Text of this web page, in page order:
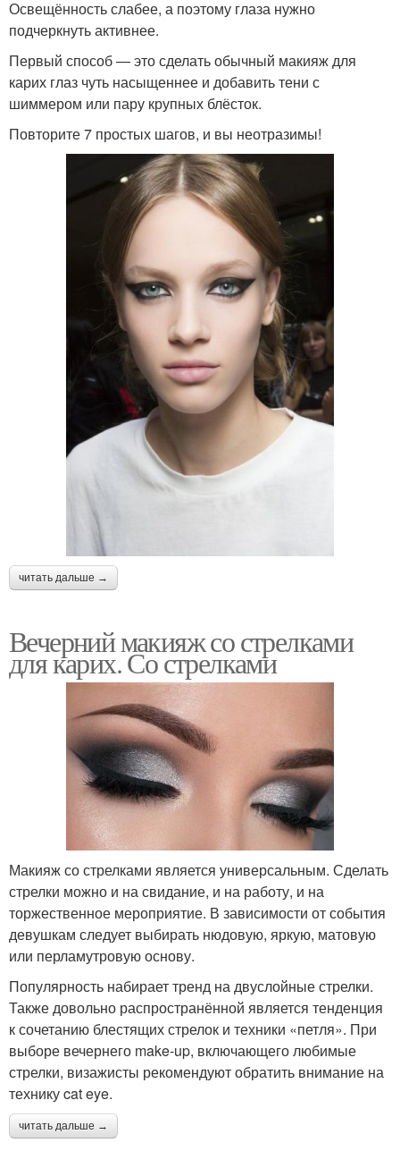
Освещённость слабее, а поэтому глаза нужно
подчеркнуть активнее.
Первый способ — это сделать обычный макияж для
карих глаз чуть насыщеннее и добавить тени с
шиммером или пару крупных блёсток.
Повторите 7 простых шагов, и вы неотразимы!
читать дальше →
Вечерний макияж со стрелками
для карих. Со стрелками
Макияж со стрелками является универсальным. Сделать
стрелки можно и на свидание, и на работу, и на
торжественное мероприятие. В зависимости от события
девушкам следует выбирать нюдовую, яркую, матовую
или перламутровую основу.
Популярность набирает тренд на двуслойные стрелки.
Также довольно распространённой является тенденция
к сочетанию блестящих стрелок и техники «петля». При
выборе вечернего make-up, включающего любимые
стрелки, визажисты рекомендуют обратить внимание на
технику cat eye.
читать дальше →